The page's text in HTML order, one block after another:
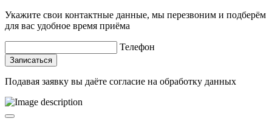
Укажите свои контактные данные, мы перезвоним и подберём
для вас удобное время приёма
Телефон
Записаться
Подавая заявку вы даёте согласие на обработку данных